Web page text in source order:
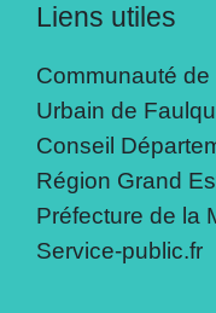
Liens utiles
Communauté
Urbain de
Conseil
Région Grand
Préfecture de la
Service-public.fr